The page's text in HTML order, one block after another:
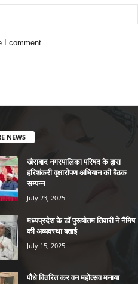
I comment.
NEWS
खैराबाद नगरपालिका परिषद के द्वारा
हरिशंकरी वृक्षारोपण अभियान की बैठक
सम्पन्न
July 23, 2025
मध्यप्रदेश के डॉ पुरूषोतम तिवारी ने नैमिष
की अव्यवस्था बताई
July 15, 2025
पौधे वितरित कर वन महोत्सव मनाया